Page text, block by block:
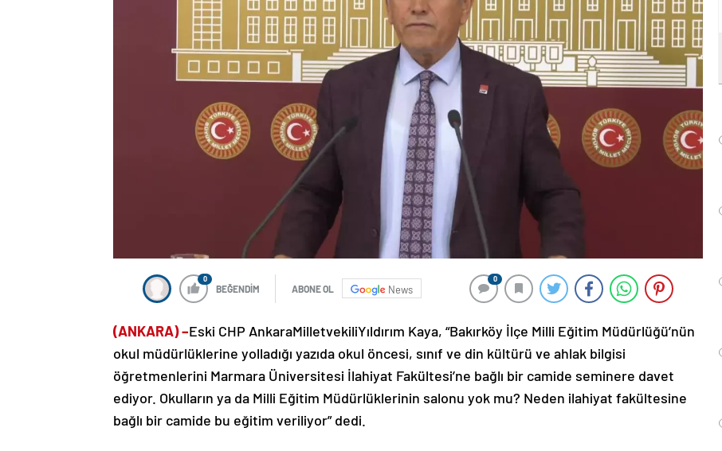
0
BEĞENDİM ABONE OL News
0
(ANKARA) –Eski CHP AnkaraMilletvekiliYıldırım Kaya, “Bakırköy İlçe Milli Eğitim Müdürlüğü’nün
okul müdürlüklerine yolladığı yazıda okul öncesi, sınıf ve din kültürü ve ahlak bilgisi
öğretmenlerini Marmara Üniversitesi İlahiyat Fakültesi’ne bağlı bir camide seminere davet
ediyor. Okulların ya da Milli Eğitim Müdürlüklerinin salonu yok mu? Neden ilahiyat fakültesine
bağlı bir camide bu eğitim veriliyor” dedi.